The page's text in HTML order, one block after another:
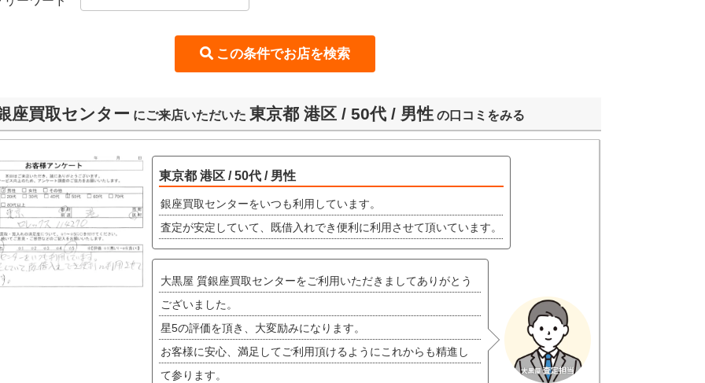
座買取センター にご来店いただいた 東京都 港区 / 50代 / 男性 の口コミをみる
東京都 港区 / 50代 / 男性
銀座買取センターをいつも利用しています。
査定が安定していて、既借入れでき便利に利用させて頂いています。
大黒屋 質銀座買取センターをご利用いただきましてありがとう
ございました。
星5の評価を頂き、大変励みになります。
お客様に安心、満足してご利用頂けるようにこれからも精進し
て参ります。